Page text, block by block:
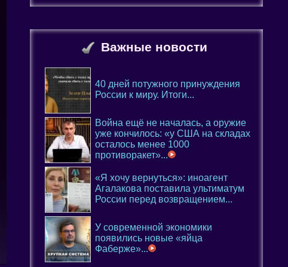
Важные новости
40 дней потужного принуждения
России к миру. Итоги...
Война ещё не началась, а оружие
уже кончилось: «у США на складах
осталось менее 1000
противоракет»...
«Я хочу вернуться»: иноагент
Агалакова поставила ультиматум
России перед возвращением...
У современной экономики
появились новые «яйца
Фаберже»...